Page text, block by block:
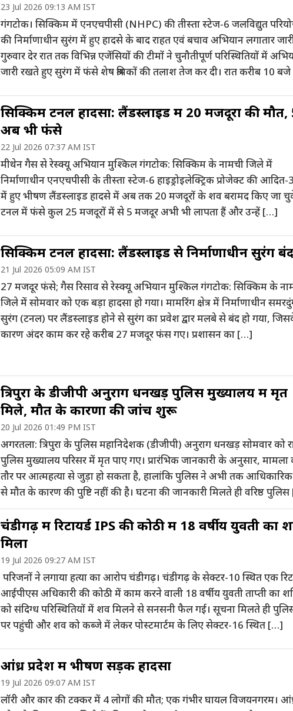
23 Jul 2026 09:13 AM IST
गंगटोक। सिक्किम में एनएचपीसी (NHPC) की तीस्ता स्टेज-6 जलविद्युत
की निर्माणाधीन सुरंग में हुए हादसे के बाद राहत एवं बचाव अभियान लगातार
गुरुवार देर रात तक विभिन्न एजेंसियों की टीमों ने चुनौतीपूर्ण परिस्थितियों में
जारी रखते हुए सुरंग में फंसे शेष श्रमिकों की तलाश तेज कर दी। रात करीब 10
सिक्किम टनल हादसा: लैंडस्लाइड में 20 मजदूरों की मौत,
अब भी फंसे
22 Jul 2026 07:37 AM IST
मीथेन गैस से रेस्क्यू अभियान मुश्किल गंगटोक: सिक्किम के नामची जिले में
निर्माणाधीन एनएचपीसी के तीस्ता स्टेज-6 हाइड्रोइलेक्ट्रिक प्रोजेक्ट की
में हुए भीषण लैंडस्लाइड हादसे में अब तक 20 मजदूरों के शव बरामद किए जा
टनल में फंसे कुल 25 मजदूरों में से 5 मजदूर अभी भी लापता हैं और उन्हें […]
सिक्किम टनल हादसा: लैंडस्लाइड से निर्माणाधीन सुरंग
21 Jul 2026 05:09 AM IST
27 मजदूर फंसे; गैस रिसाव से रेस्क्यू अभियान मुश्किल गंगटोक: सिक्किम के
जिले में सोमवार को एक बड़ा हादसा हो गया। मामरिंग क्षेत्र में निर्माणाधीन
सुरंग (टनल) पर लैंडस्लाइड होने से सुरंग का प्रवेश द्वार मलबे से बंद हो गया,
कारण अंदर काम कर रहे करीब 27 मजदूर फंस गए। प्रशासन का […]
त्रिपुरा के डीजीपी अनुराग धनखड़ पुलिस मुख्यालय में मृत
मिले, मौत के कारणों की जांच शुरू
20 Jul 2026 01:49 PM IST
अगरतला: त्रिपुरा के पुलिस महानिदेशक (डीजीपी) अनुराग धनखड़ सोमवार को
पुलिस मुख्यालय परिसर में मृत पाए गए। प्रारंभिक जानकारी के अनुसार,
तौर पर आत्महत्या से जुड़ा हो सकता है, हालांकि पुलिस ने अभी तक
से मौत के कारण की पुष्टि नहीं की है। घटना की जानकारी मिलते ही वरिष्ठ
चंडीगढ़ में रिटायर्ड IPS की कोठी में 18 वर्षीय युवती का
मिला
19 Jul 2026 09:27 AM IST
परिजनों ने लगाया हत्या का आरोप चंडीगढ़। चंडीगढ़ के सेक्टर-10 स्थित एक
आईपीएस अधिकारी की कोठी में काम करने वाली 18 वर्षीय युवती ताप्ती का
को संदिग्ध परिस्थितियों में शव मिलने से सनसनी फैल गई। सूचना मिलते ही
पर पहुंची और शव को कब्जे में लेकर पोस्टमार्टम के लिए सेक्टर-16 स्थित […]
आंध्र प्रदेश में भीषण सड़क हादसा
19 Jul 2026 09:07 AM IST
लॉरी और कार की टक्कर में 4 लोगों की मौत; एक गंभीर घायल विजयनगरम।